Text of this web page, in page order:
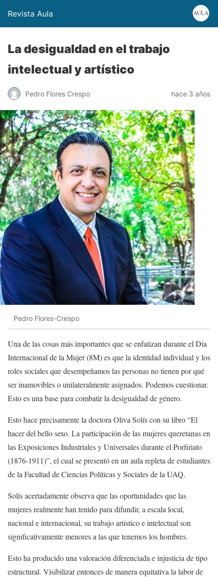
Revista Aula
La desigualdad en el trabajo
intelectual y artístico
Pedro Flores Crespo hace 3 años
Pedro Flores-Crespo
Una de las cosas más importantes que se enfatizan durante el Día
Internacional de la Mujer (8M) es que la identidad individual y los
roles sociales que desempeñamos las personas no tienen por qué
ser inamovibles o unilateralmente asignados. Podemos cuestionar.
Esto es una base para combatir la desigualdad de género.
Esto hace precisamente la doctora Oliva Solís con su libro “El
hacer del bello sexo. La participación de las mujeres queretanas en
las Exposiciones Industriales y Universales durante el Porfiriato
(1876-1911)”, el cual se presentó en un aula repleta de estudiantes
de la Facultad de Ciencias Políticas y Sociales de la UAQ.
Solís acertadamente observa que las oportunidades que las
mujeres realmente han tenido para difundir, a escala local,
nacional e internacional, su trabajo artístico e intelectual son
significativamente menores a las que tenemos los hombres.
Esto ha producido una valoración diferenciada e injusticia de tipo
estructural. Visibilizar entonces de manera equitativa la labor de